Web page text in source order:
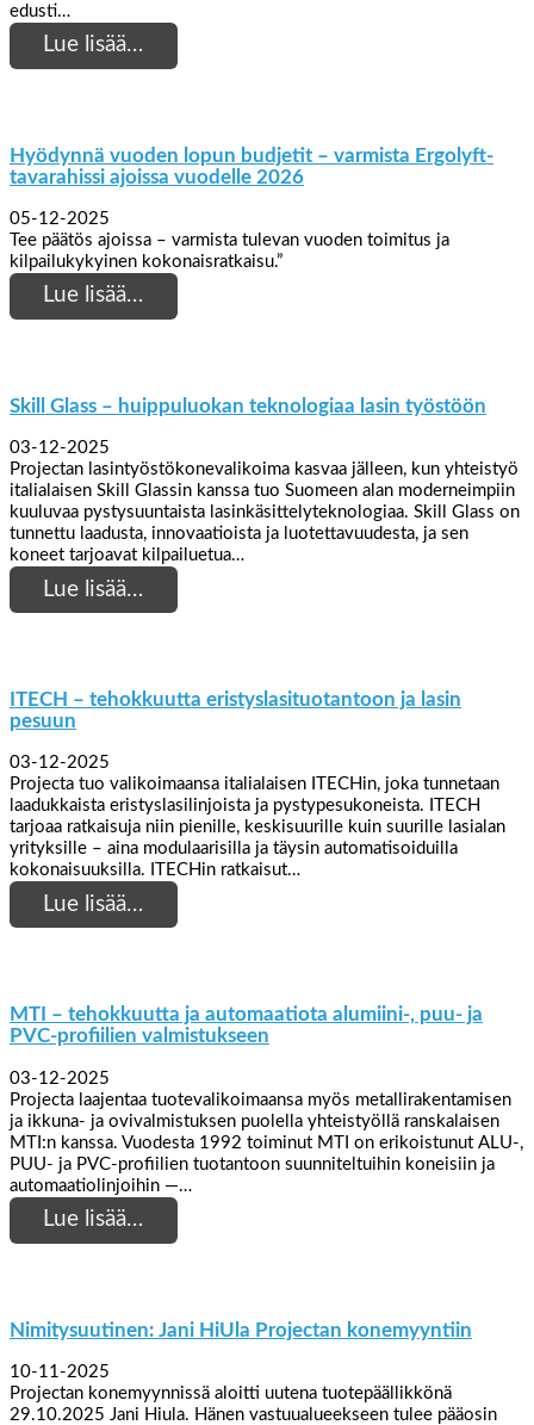
edusti…
Lue lisää…
Hyödynnä vuoden lopun budjetit – varmista Ergolyft-
tavarahissi ajoissa vuodelle 2026
05-12-2025
Tee päätös ajoissa – varmista tulevan vuoden toimitus ja
kilpailukykyinen kokonaisratkaisu.”
Lue lisää…
Skill Glass – huippuluokan teknologiaa lasin työstöön
03-12-2025
Projectan lasintyöstökonevalikoima kasvaa jälleen, kun yhteistyö
italialaisen Skill Glassin kanssa tuo Suomeen alan moderneimpiin
kuuluvaa pystysuuntaista lasinkäsittelyteknologiaa. Skill Glass on
tunnettu laadusta, innovaatioista ja luotettavuudesta, ja sen
koneet tarjoavat kilpailuetua…
Lue lisää…
ITECH – tehokkuutta eristyslasituotantoon ja lasin
pesuun
03-12-2025
Projecta tuo valikoimaansa italialaisen ITECHin, joka tunnetaan
laadukkaista eristyslasilinjoista ja pystypesukoneista. ITECH
tarjoaa ratkaisuja niin pienille, keskisuurille kuin suurille lasialan
yrityksille – aina modulaarisilla ja täysin automatisoiduilla
kokonaisuuksilla. ITECHin ratkaisut…
Lue lisää…
MTI – tehokkuutta ja automaatiota alumiini-, puu- ja
PVC-profiilien valmistukseen
03-12-2025
Projecta laajentaa tuotevalikoimaansa myös metallirakentamisen
ja ikkuna- ja ovivalmistuksen puolella yhteistyöllä ranskalaisen
MTI:n kanssa. Vuodesta 1992 toiminut MTI on erikoistunut ALU-,
PUU- ja PVC-profiilien tuotantoon suunniteltuihin koneisiin ja
automaatiolinjoihin —…
Lue lisää…
Nimitysuutinen: Jani HiUla Projectan konemyyntiin
10-11-2025
Projectan konemyynnissä aloitti uutena tuotepäällikkönä
29.10.2025 Jani Hiula. Hänen vastuualueekseen tulee pääosin